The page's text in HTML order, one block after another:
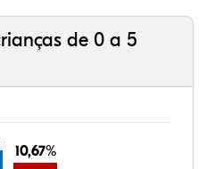
de 0 a 5
10,67%
10,67%